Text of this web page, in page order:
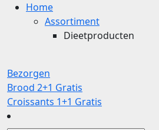
Home
Assortiment
Dieetproducten
Bezorgen
Brood 2+1 Gratis
Croissants 1+1 Gratis